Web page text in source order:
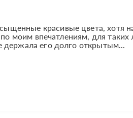
красивые цвета, хотя
моим впечатлениям, для таких
держала его долго открытым...